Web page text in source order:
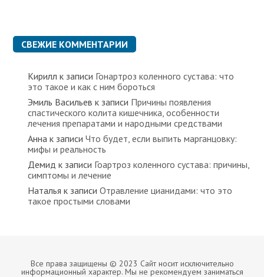
СВЕЖИЕ КОММЕНТАРИИ
Кирилл к записи Гонартроз коленного сустава: что
это такое и как с ним бороться
Эмиль Васильев к записи Причины появления
спастического колита кишечника, особенности
лечения препаратами и народными средствами
Анна к записиЧто будет, если выпить марганцовку:
мифы и реальность
Демид к записи Гоартроз коленного сустава: причины,
симптомы и лечение
Наталья к записиОтравление цианидами: что это
такое простыми словами
Все права защищены © 2023 Сайт носит исключительно
информационный характер. Мы не рекомендуем заниматься